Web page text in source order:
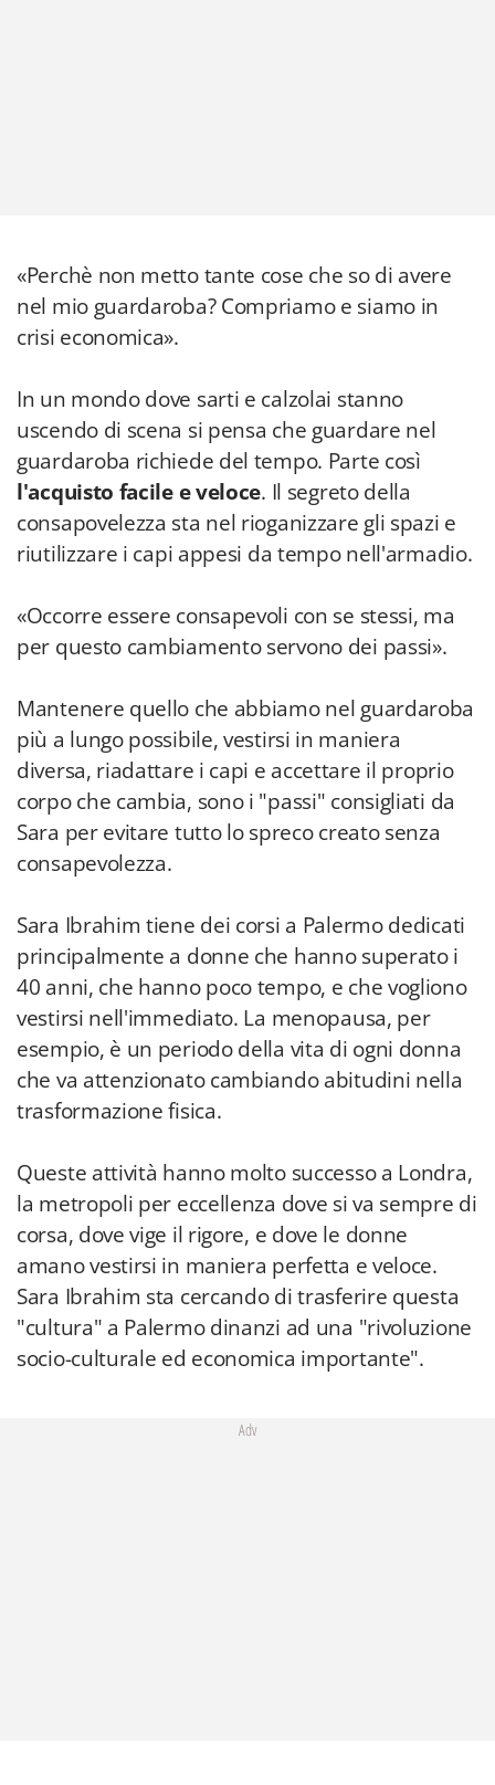
«Perchè non metto tante cose che so di avere
nel mio guardaroba? Compriamo e siamo in
crisi economica».
In un mondo dove sarti e calzolai stanno
uscendo di scena si pensa che guardare nel
guardaroba richiede del tempo. Parte così
l'acquisto facile e veloce. Il segreto della
consapovelezza sta nel rioganizzare gli spazi e
riutilizzare i capi appesi da tempo nell'armadio.
«Occorre essere consapevoli con se stessi, ma
per questo cambiamento servono dei passi».
Mantenere quello che abbiamo nel guardaroba
più a lungo possibile, vestirsi in maniera
diversa, riadattare i capi e accettare il proprio
corpo che cambia, sono i "passi" consigliati da
Sara per evitare tutto lo spreco creato senza
consapevolezza.
Sara Ibrahim tiene dei corsi a Palermo dedicati
principalmente a donne che hanno superato i
40 anni, che hanno poco tempo, e che vogliono
vestirsi nell'immediato. La menopausa, per
esempio, è un periodo della vita di ogni donna
che va attenzionato cambiando abitudini nella
trasformazione fisica.
Queste attività hanno molto successo a Londra,
la metropoli per eccellenza dove si va sempre di
corsa, dove vige il rigore, e dove le donne
amano vestirsi in maniera perfetta e veloce.
Sara Ibrahim sta cercando di trasferire questa
"cultura" a Palermo dinanzi ad una "rivoluzione
socio-culturale ed economica importante".
Adv